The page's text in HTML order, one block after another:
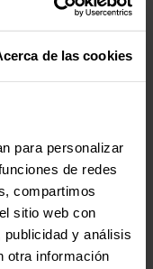
de las cookies
para personalizar
de redes
compartimos
sitio web con
y análisis
otra información
Windows 11,